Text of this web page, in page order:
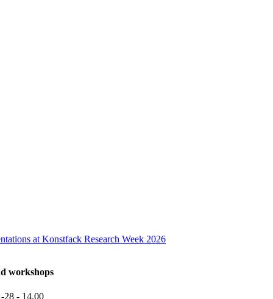
at Konstfack Research Week 2026
workshops
28 - 14.00